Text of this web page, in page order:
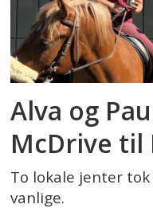
Alva og
McDrive til
To lokale jenter
vanlige.